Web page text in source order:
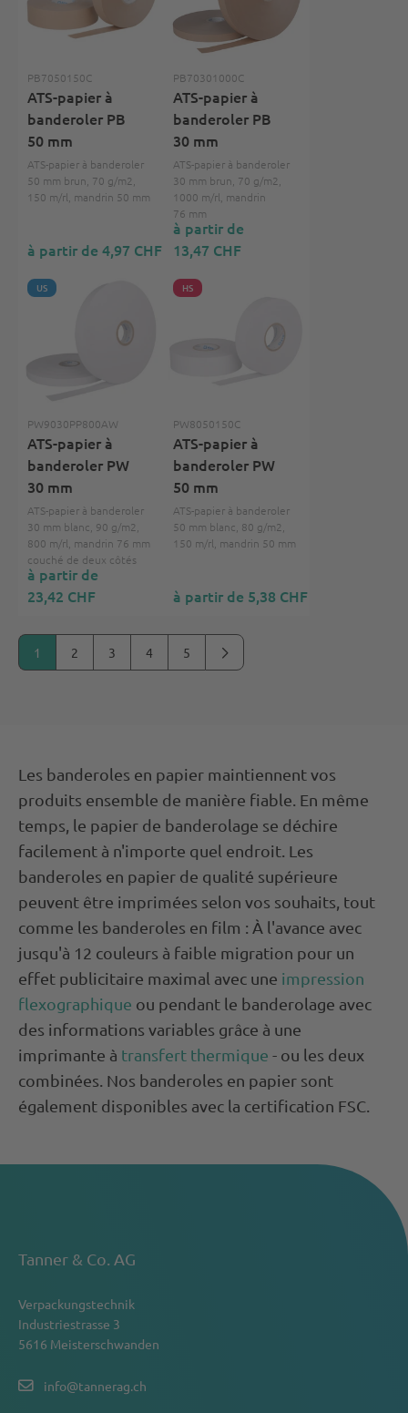
PB7050150C
ATS-papier à
banderoler PB
50 mm
ATS-papier à banderoler
50 mm brun, 70 g/m2,
150 m/rl, mandrin 50 mm
à partir de 4,97 CHF
PB70301000C
ATS-papier à
banderoler PB
30 mm
ATS-papier à banderoler
30 mm brun, 70 g/m2,
1000 m/rl, mandrin
76 mm
à partir de
13,47 CHF
US
PW9030PP800AW
ATS-papier à
banderoler PW
30 mm
ATS-papier à banderoler
30 mm blanc, 90 g/m2,
800 m/rl, mandrin 76 mm
couché de deux côtés
à partir de
23,42 CHF
HS
PW8050150C
ATS-papier à
banderoler PW
50 mm
ATS-papier à banderoler
50 mm blanc, 80 g/m2,
150 m/rl, mandrin 50 mm
à partir de 5,38 CHF
1 2 3 4 5
Les banderoles en papier maintiennent vos
produits ensemble de manière fiable. En même
temps, le papier de banderolage se déchire
facilement à n'importe quel endroit. Les
banderoles en papier de qualité supérieure
peuvent être imprimées selon vos souhaits, tout
comme les banderoles en film : À l'avance avec
jusqu'à 12 couleurs à faible migration pour un
effet publicitaire maximal avec une impression
flexographique ou pendant le banderolage avec
des informations variables grâce à une
imprimante à transfert thermique - ou les deux
combinées. Nos banderoles en papier sont
également disponibles avec la certification FSC.
Tanner & Co. AG
Verpackungstechnik
Industriestrasse 3
5616 Meisterschwanden
info@tannerag.ch